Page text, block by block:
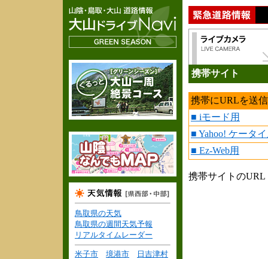
鳥取県の天気
鳥取県の週間天気予報
リアルタイムレーダー
米子市 境港市
日吉津村
携帯サイト
携帯にURLを送
■ iモード用
■ Yahoo! ケータ
■ Ez-Web用
携帯サイトのURL